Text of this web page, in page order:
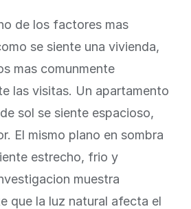
de los factores mas
se siente una vivienda,
mas comunmente
las visitas. Un apartamento
sol se siente espacioso,
El mismo plano en sombra
estrecho, frio y
muestra
que la luz natural afecta el